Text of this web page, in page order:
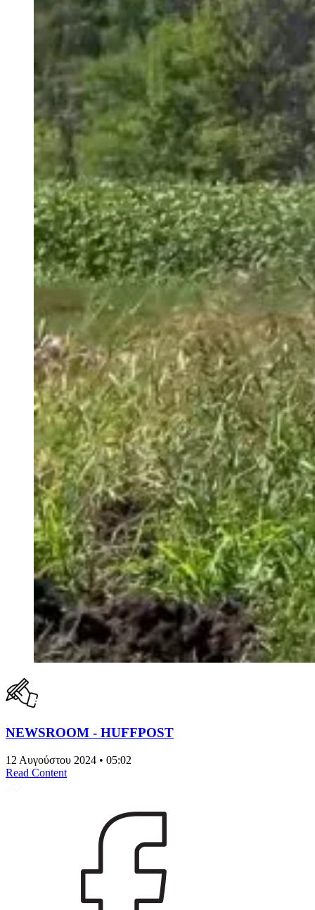
NEWSROOM - HUFFPOST
12 Αυγούστου 2024 • 05:02
Read Content